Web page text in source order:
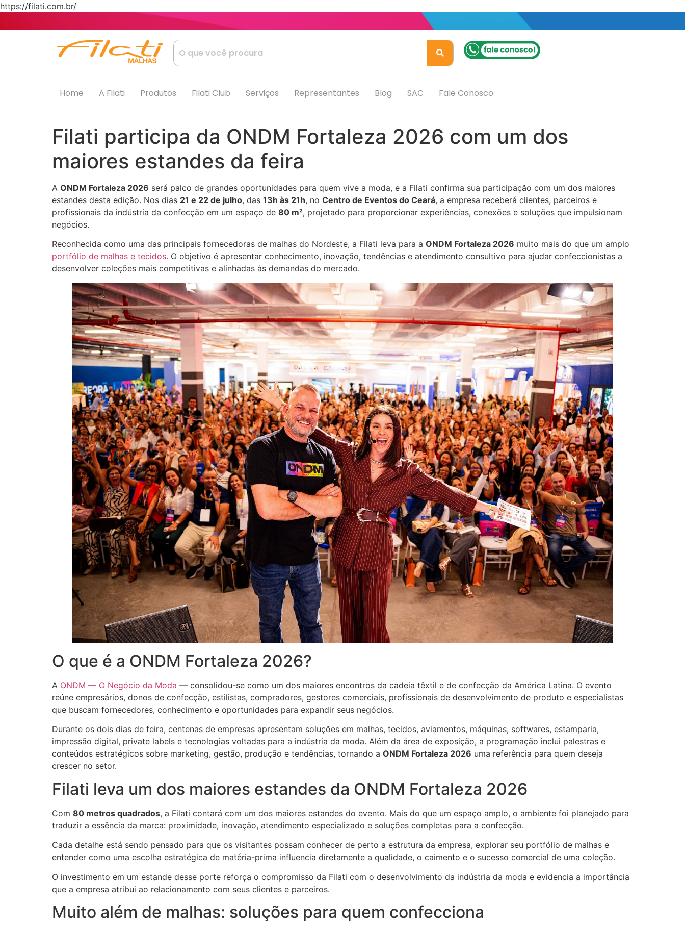
https://filati.com.br/
Home A Filati Produtos Filati Club Serviços Representantes Blog SAC Fale Conosco
Filati participa da ONDM Fortaleza 2026 com um dos
maiores estandes da feira
A ONDM Fortaleza 2026 será palco de grandes oportunidades para quem vive a moda, e a Filati confirma sua participação com um dos maiores
estandes desta edição. Nos dias 21 e 22 de julho, das 13h às 21h, no Centro de Eventos do Ceará, a empresa receberá clientes, parceiros e
profissionais da indústria da confecção em um espaço de 80 m², projetado para proporcionar experiências, conexões e soluções que impulsionam
negócios.
Reconhecida como uma das principais fornecedoras de malhas do Nordeste, a Filati leva para a ONDM Fortaleza 2026 muito mais do que um amplo
portfólio de malhas e tecidos. O objetivo é apresentar conhecimento, inovação, tendências e atendimento consultivo para ajudar confeccionistas a
desenvolver coleções mais competitivas e alinhadas às demandas do mercado.
O que é a ONDM Fortaleza 2026?
A ONDM — O Negócio da Moda — consolidou-se como um dos maiores encontros da cadeia têxtil e de confecção da América Latina. O evento
reúne empresários, donos de confecção, estilistas, compradores, gestores comerciais, profissionais de desenvolvimento de produto e especialistas
que buscam fornecedores, conhecimento e oportunidades para expandir seus negócios.
Durante os dois dias de feira, centenas de empresas apresentam soluções em malhas, tecidos, aviamentos, máquinas, softwares, estamparia,
impressão digital, private labels e tecnologias voltadas para a indústria da moda. Além da área de exposição, a programação inclui palestras e
conteúdos estratégicos sobre marketing, gestão, produção e tendências, tornando a ONDM Fortaleza 2026 uma referência para quem deseja
crescer no setor.
Filati leva um dos maiores estandes da ONDM Fortaleza 2026
Com 80 metros quadrados, a Filati contará com um dos maiores estandes do evento. Mais do que um espaço amplo, o ambiente foi planejado para
traduzir a essência da marca: proximidade, inovação, atendimento especializado e soluções completas para a confecção.
Cada detalhe está sendo pensado para que os visitantes possam conhecer de perto a estrutura da empresa, explorar seu portfólio de malhas e
entender como uma escolha estratégica de matéria-prima influencia diretamente a qualidade, o caimento e o sucesso comercial de uma coleção.
O investimento em um estande desse porte reforça o compromisso da Filati com o desenvolvimento da indústria da moda e evidencia a importância
que a empresa atribui ao relacionamento com seus clientes e parceiros.
Muito além de malhas: soluções para quem confecciona